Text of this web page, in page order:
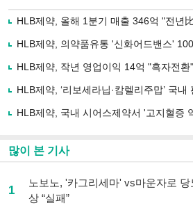
로
사
유
기
HLB제약, 올해 1분기 매출 346억 "전년
HLB제약, 의약품유통 '신화어드밴스'
HLB제약, 작년 영업이익 14억 "흑자전환"
HLB제약, ‘리보세라닙·캄렐리주맙’ 국내
HLB제약, 국내 시어스제약서 '고지혈증
많이 본 기사
1
노보노, '카그리세마' vs마운자로 당
상 “실패”